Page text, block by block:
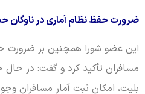
ضرورت حفظ نظام آماری در
این عضو شورا همچنین بر ضرورت
مسافران تأکید کرد و گفت: در حال
بلیت، امکان ثبت آمار مسافران